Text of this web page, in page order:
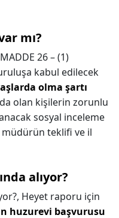
mı?
MADDE 26 – (1)
kabul edilecek
olma şartı
olan kişilerin zorunlu
sosyal inceleme
teklifi ve il
alıyor?
Heyet raporu için
huzurevi başvurusu